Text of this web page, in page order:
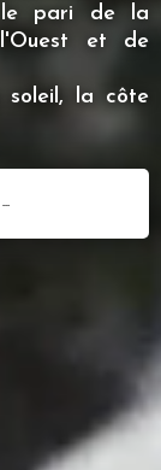
le pari de la
et de
soleil, la côte